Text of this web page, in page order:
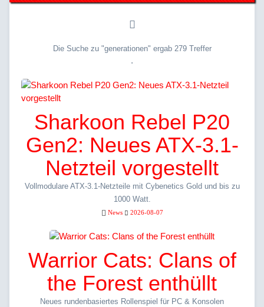
Die Suche zu "generationen" ergab 279 Treffer
.
Sharkoon Rebel P20
Gen2: Neues ATX-3.1-
Netzteil vorgestellt
Vollmodulare ATX-3.1-Netzteile mit Cybenetics Gold und bis zu
1000 Watt.
News 2026-08-07
Warrior Cats: Clans of
the Forest enthüllt
Neues rundenbasiertes Rollenspiel für PC & Konsolen